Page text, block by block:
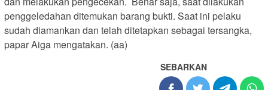
penggeledahan ditemukan barang bukti. Saat ini pelaku
sudah diamankan dan telah ditetapkan sebagai tersangka,
papar Aiga mengatakan. (aa)
SEBARKAN